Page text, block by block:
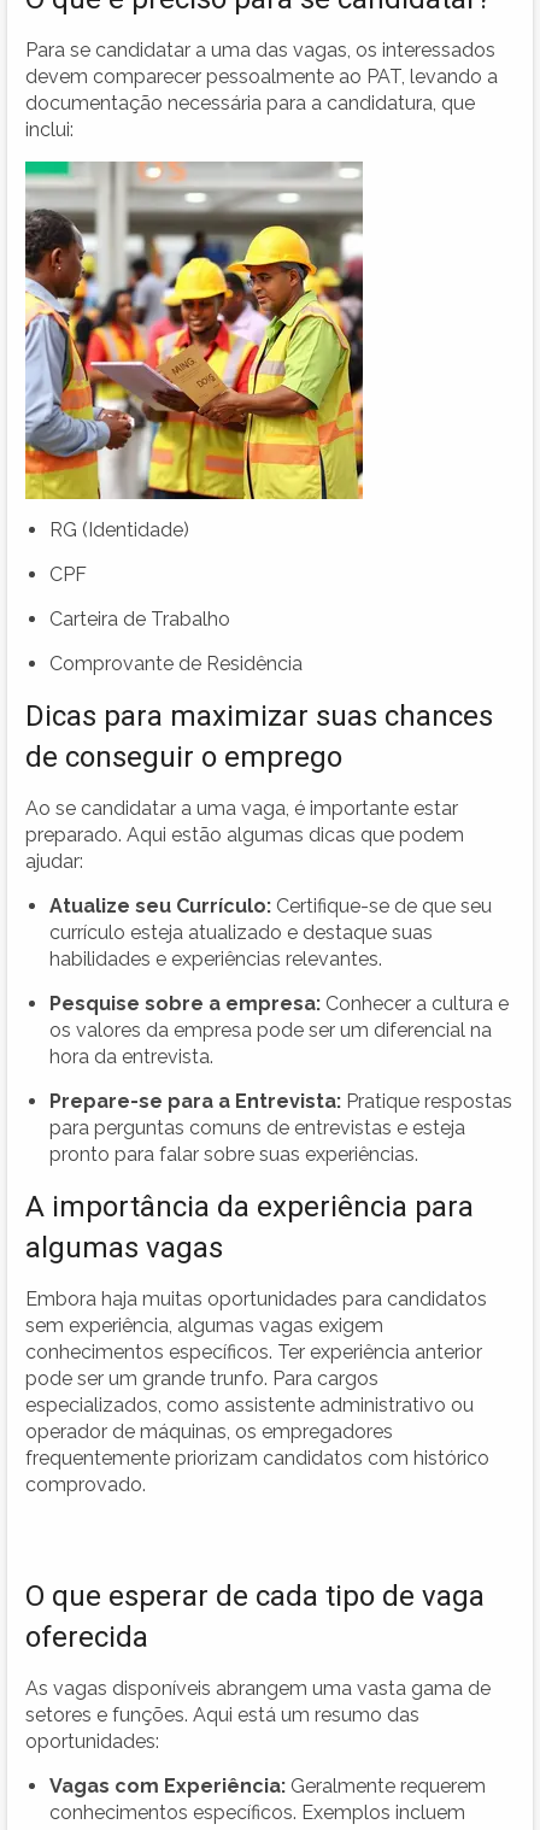
Para se candidatar a uma das vagas, os interessados
devem comparecer pessoalmente ao PAT, levando a
documentação necessária para a candidatura, que
inclui:
RG (Identidade)
CPF
Carteira de Trabalho
Comprovante de Residência
Dicas para maximizar suas chances
de conseguir o emprego
Ao se candidatar a uma vaga, é importante estar
preparado. Aqui estão algumas dicas que podem
ajudar:
Atualize seu Currículo: Certifique-se de que seu
currículo esteja atualizado e destaque suas
habilidades e experiências relevantes.
Pesquise sobre a empresa: Conhecer a cultura e
os valores da empresa pode ser um diferencial na
hora da entrevista.
Prepare-se para a Entrevista: Pratique respostas
para perguntas comuns de entrevistas e esteja
pronto para falar sobre suas experiências.
A importância da experiência para
algumas vagas
Embora haja muitas oportunidades para candidatos
sem experiência, algumas vagas exigem
conhecimentos específicos. Ter experiência anterior
pode ser um grande trunfo. Para cargos
especializados, como assistente administrativo ou
operador de máquinas, os empregadores
frequentemente priorizam candidatos com histórico
comprovado.
O que esperar de cada tipo de vaga
oferecida
As vagas disponíveis abrangem uma vasta gama de
setores e funções. Aqui está um resumo das
oportunidades:
Vagas com Experiência: Geralmente requerem
conhecimentos específicos. Exemplos incluem